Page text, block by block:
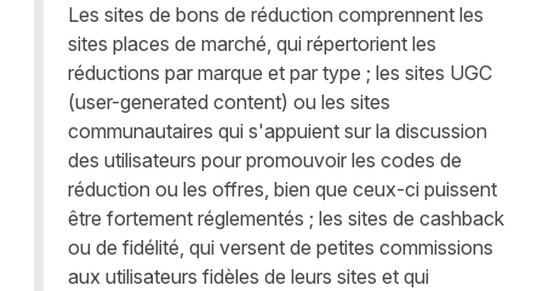
Les sites de bons de réduction comprennent les
sites places de marché, qui répertorient les
réductions par marque et par type ; les sites UGC
(user-generated content) ou les sites
communautaires qui s'appuient sur la discussion
des utilisateurs pour promouvoir les codes de
réduction ou les offres, bien que ceux-ci puissent
être fortement réglementés ; les sites de cashback
ou de fidélité, qui versent de petites commissions
aux utilisateurs fidèles de leurs sites et qui